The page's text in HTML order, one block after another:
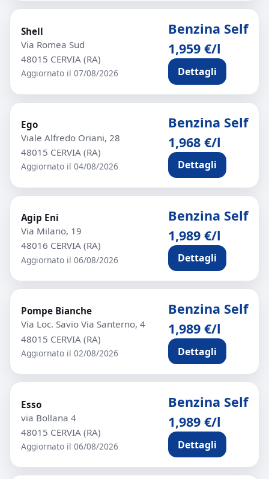
Shell
Via Romea Sud
48015 CERVIA (RA)
Aggiornato il 07/08/2026
Benzina Self
1,959 €/l
Dettagli
Ego
Viale Alfredo Oriani, 28
48015 CERVIA (RA)
Aggiornato il 04/08/2026
Benzina Self
1,968 €/l
Dettagli
Agip Eni
Via Milano, 19
48016 CERVIA (RA)
Aggiornato il 06/08/2026
Benzina Self
1,989 €/l
Dettagli
Pompe Bianche
Via Loc. Savio Via Santerno, 4
48015 CERVIA (RA)
Aggiornato il 02/08/2026
Benzina Self
1,989 €/l
Dettagli
Esso
via Bollana 4
48015 CERVIA (RA)
Aggiornato il 06/08/2026
Benzina Self
1,989 €/l
Dettagli